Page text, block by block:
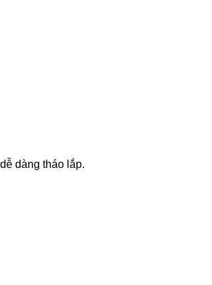
dàng tháo lắp.